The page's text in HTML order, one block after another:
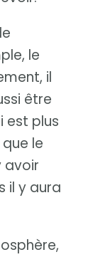
le
il
être
est plus
le
avoir
il y aura